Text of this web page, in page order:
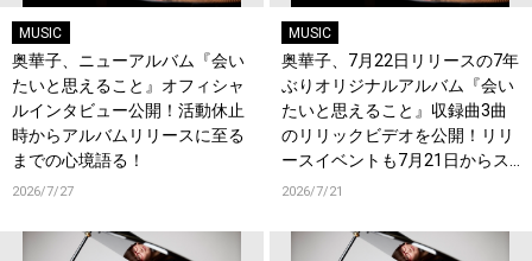
MUSIC
奥華子、ニューアルバム『会い
たいと思えること』オフィシャ
ルインタビュー公開！活動休止
時からアルバムリリースに至る
までの心境語る！
2026/7/27
MUSIC
奥華子、7月22日リリースの7年
ぶりオリジナルアルバム『会い
たいと思えること』収録曲3曲
のリリックビデオを公開！リリ
ースイベントも7月21日からス
タート！
2026/7/21